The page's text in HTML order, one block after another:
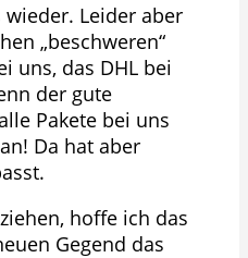
wieder. Leider aber
„beschweren“
uns, das DHL bei
der gute
Pakete bei uns
Da hat aber
hoffe ich das
Gegend das